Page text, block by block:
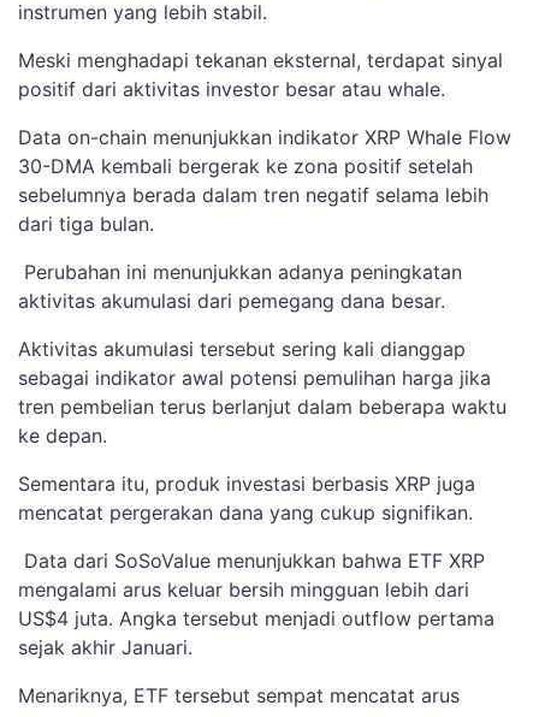
instrumen yang lebih stabil.
Meski menghadapi tekanan eksternal, terdapat sinyal
positif dari aktivitas investor besar atau whale.
Data on-chain menunjukkan indikator XRP Whale Flow
30-DMA kembali bergerak ke zona positif setelah
sebelumnya berada dalam tren negatif selama lebih
dari tiga bulan.
Perubahan ini menunjukkan adanya peningkatan
aktivitas akumulasi dari pemegang dana besar.
Aktivitas akumulasi tersebut sering kali dianggap
sebagai indikator awal potensi pemulihan harga jika
tren pembelian terus berlanjut dalam beberapa waktu
ke depan.
Sementara itu, produk investasi berbasis XRP juga
mencatat pergerakan dana yang cukup signifikan.
Data dari SoSoValue menunjukkan bahwa ETF XRP
mengalami arus keluar bersih mingguan lebih dari
US$4 juta. Angka tersebut menjadi outflow pertama
sejak akhir Januari.
Menariknya, ETF tersebut sempat mencatat arus